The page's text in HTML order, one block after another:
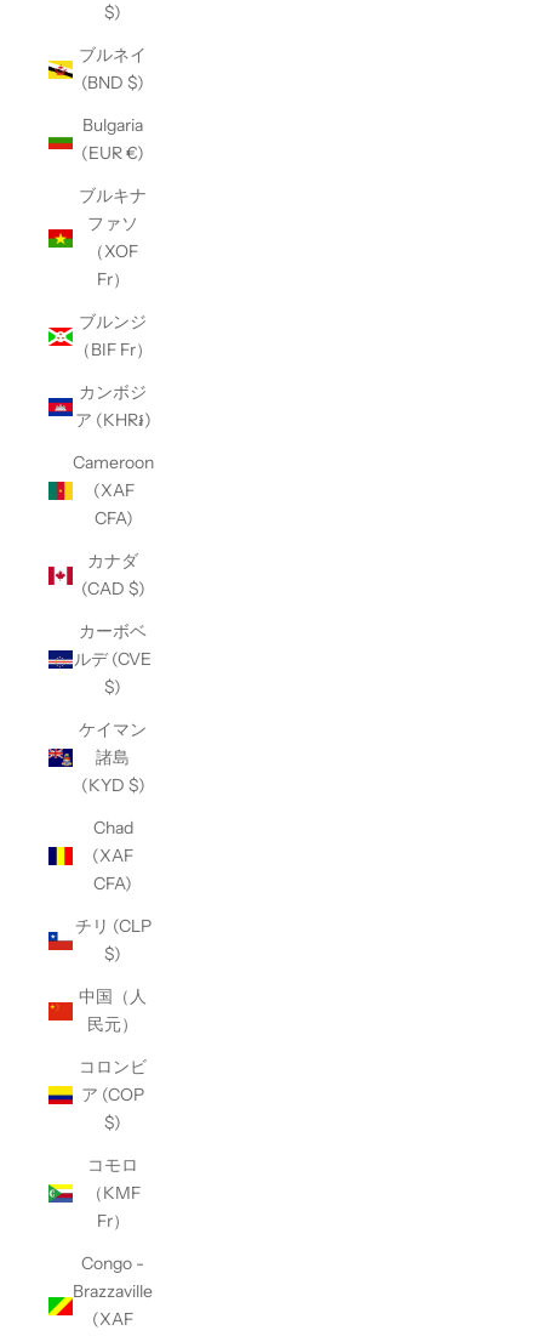
$)
ブルネイ
(BND $)
Bulgaria
(EUR €)
ブルキナ
ファソ
（XOF
Fr）
ブルンジ
（BIF Fr）
カンボジ
ア (KHR៛)
Cameroon
(XAF
CFA)
カナダ
(CAD $)
カーボベ
ルデ (CVE
$)
ケイマン
諸島
(KYD $)
Chad
(XAF
CFA)
チリ (CLP
$)
中国（人
民元）
コロンビ
ア (COP
$)
コモロ
（KMF
Fr）
Congo -
Brazzaville
(XAF